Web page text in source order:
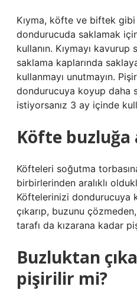
Kıyma, köfte ve biftek
dondurucuda saklamak
kullanın. Kıymayı kavurup
saklama kaplarında
kullanmayı unutmayın.
dondurucuya koyup daha
istiyorsanız 3 ay içinde
Köfte buzluğa
Köfteleri soğutma
birbirlerinden aralıklı
Köftelerinizi dondurucuya
çıkarıp, buzunu
tarafı da kızarana kadar
Buzluktan
pişirilir mi?